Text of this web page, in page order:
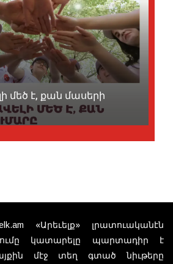
մեծ է, քան մասերի
«Արեւելք» լրատուականէն
կատարելը պարտադիր է
Կայքին մէջ տեղ գտած նիւթերը